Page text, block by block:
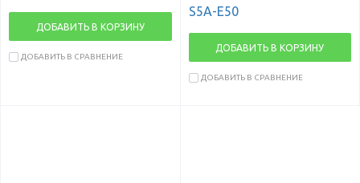
ДОБАВИТЬ В КОРЗИНУ
ДОБАВИТЬ В СРАВНЕНИЕ
S5A-E50
ДОБАВИТЬ В КОРЗИНУ
ДОБАВИТЬ В СРАВНЕНИЕ